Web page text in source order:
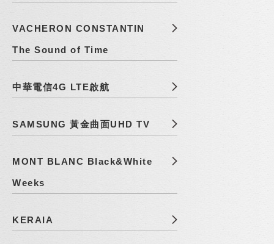
VACHERON CONSTANTIN
The Sound of Time
中華電信4G LTE啟航
SAMSUNG 黃金曲面UHD TV
MONT BLANC Black&White
Weeks
KERAIA